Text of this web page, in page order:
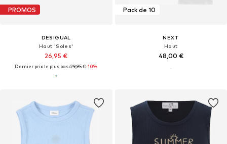
PROMOS
DESIGUAL
Haut 'Soles'
26,95 €
Dernier prix le plus bas :29,95 €-10%
Pack de 10
NEXT
Haut
48,00 €